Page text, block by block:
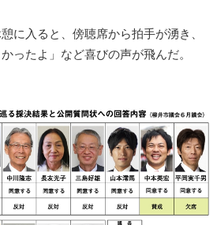
に入ると、傍聴席から拍手が湧き、
ったよ」など喜びの声が飛んだ。